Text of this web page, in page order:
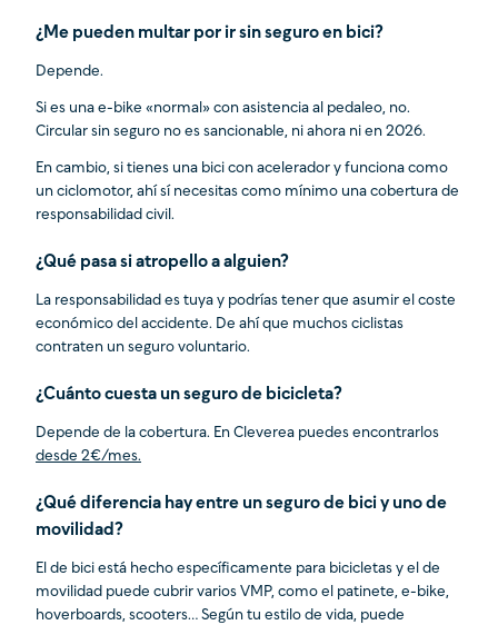
¿Me pueden multar por ir sin seguro en bici?
Depende.
Si es una e-bike «normal» con asistencia al pedaleo, no.
Circular sin seguro no es sancionable, ni ahora ni en 2026.
En cambio, si tienes una bici con acelerador y funciona como
un ciclomotor, ahí sí necesitas como mínimo una cobertura de
responsabilidad civil.
¿Qué pasa si atropello a alguien?
La responsabilidad es tuya y podrías tener que asumir el coste
económico del accidente. De ahí que muchos ciclistas
contraten un seguro voluntario.
¿Cuánto cuesta un seguro de bicicleta?
Depende de la cobertura. En Cleverea puedes encontrarlos
desde 2€/mes.
¿Qué diferencia hay entre un seguro de bici y uno de
movilidad?
El de bici está hecho específicamente para bicicletas y el de
movilidad puede cubrir varios VMP, como el patinete, e-bike,
hoverboards, scooters… Según tu estilo de vida, puede